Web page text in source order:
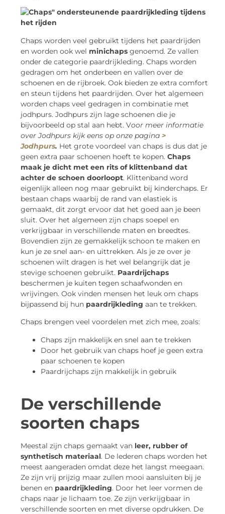
Chaps worden veel gebruikt tijdens het paardrijden
en worden ook wel minichaps genoemd. Ze vallen
onder de categorie paardrijkleding. Chaps worden
gedragen om het onderbeen en vallen over de
schoenen en de rijbroek. Ook bieden ze extra comfort
en steun tijdens het paardrijden. Over het algemeen
worden chaps veel gedragen in combinatie met
jodhpurs. Jodhpurs zijn lage schoenen die je
bijvoorbeeld op stal aan hebt. Voor meer informatie
over Jodhpurs kijk eens op onze pagina >
Jodhpurs. Het grote voordeel van chaps is dus dat je
geen extra paar schoenen hoeft te kopen. Chaps
maak je dicht met een rits of klittenband dat
achter de schoen doorloopt. Klittenband word
eigenlijk alleen nog maar gebruikt bij kinderchaps. Er
bestaan chaps waarbij de rand van elastiek is
gemaakt, dit zorgt ervoor dat het goed aan je been
sluit. Over het algemeen zijn chaps soepel en
verkrijgbaar in verschillende maten en breedtes.
Bovendien zijn ze gemakkelijk schoon te maken en
kun je ze snel aan- en uittrekken. Als je ze over je
schoenen wilt dragen is het wel belangrijk dat je
stevige schoenen gebruikt. Paardrijchaps
beschermen je kuiten tegen schaafwonden en
wrijvingen. Ook vinden mensen het leuk om chaps
bijpassend bij hun paardrijkleding aan te trekken.
Chaps brengen veel voordelen met zich mee, zoals:
Chaps zijn makkelijk en snel aan te trekken
Door het gebruik van chaps hoef je geen extra
paar schoenen te kopen
Paardrijchaps zijn makkelijk in gebruik
De verschillende
soorten chaps
Meestal zijn chaps gemaakt van leer, rubber of
synthetisch materiaal. De lederen chaps worden het
meest aangeraden omdat deze het langst meegaan.
Ze zijn vrij prijzig maar zullen mooi aansluiten bij je
benen en paardrijkleding. Door het leer vormen de
chaps naar je lichaam toe. Ze zijn verkrijgbaar in
verschillende soorten en met diverse opdrukken. De